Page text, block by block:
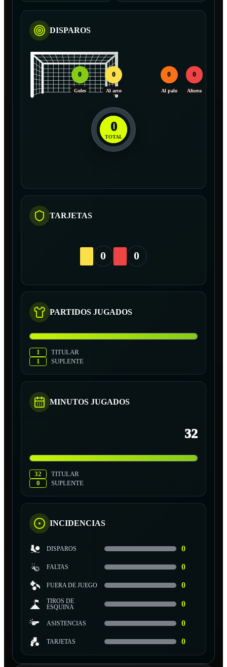
DISPAROS
0
Goles
0
Al arco
0
Al palo
0
Afuera
0
TOTAL
TARJETAS
0 0
PARTIDOS JUGADOS
1
TITULAR
1
SUPLENTE
MINUTOS JUGADOS
32
32
TITULAR
0
SUPLENTE
INCIDENCIAS
DISPAROS 0
FALTAS 0
FUERA DE JUEGO 0
TIROS DE
ESQUINA
0
ASISTENCIAS 0
TARJETAS 0